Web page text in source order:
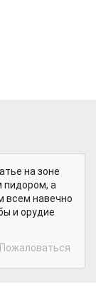
на зоне
пидором, а
всем навечно
и орудие
Пожаловаться